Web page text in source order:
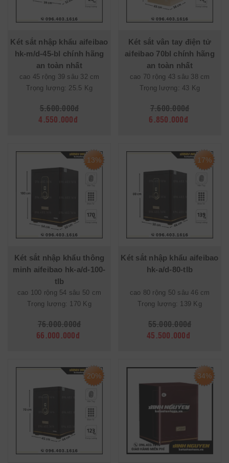
Két sắt nhập khẩu aifeibao
hk-m/d-45-bl chính hãng
an toàn nhất
cao 45 rộng 39 sâu 32 cm
Trọng lượng: 25.5 Kg
5.600.000đ
4.550.000đ
Két sắt vân tay điện tử
aifeibao 70bl chính hãng
an toàn nhất
cao 70 rộng 43 sâu 38 cm
Trọng lượng: 43 Kg
7.600.000đ
6.850.000đ
13%
Két sắt nhập khẩu thông
minh aifeibao hk-a/d-100-
tlb
cao 100 rộng 54 sâu 50 cm
Trọng lượng: 170 Kg
76.000.000đ
66.000.000đ
17%
Két sắt nhập khẩu aifeibao
hk-a/d-80-tlb
cao 80 rộng 50 sâu 46 cm
Trọng lượng: 139 Kg
55.000.000đ
45.500.000đ
20% 34%